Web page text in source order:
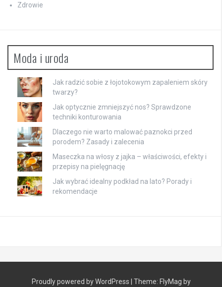
Zdrowie
Moda i uroda
Jak radzić sobie z łojotokowym zapaleniem skóry
twarzy?
Jak optycznie zmniejszyć nos? Sprawdzone
techniki konturowania
Dlaczego nie warto malować paznokci przed
porodem? Zasady i zalecenia
Maseczka na włosy z jajka – właściwości, efekty i
przepisy na pielęgnację
Jak wybrać idealny podkład na lato? Porady i
rekomendacje
Proudly powered by WordPress Theme: FlyMag by